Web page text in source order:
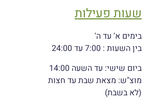
שעות פעילות
בימים א' עד ה'
בין השעות : 7:00 עד 24:00
ביום שישי: עד השעה 14:00
מוצ"ש: מצאת שבת עד חצות
(לא בשבת)